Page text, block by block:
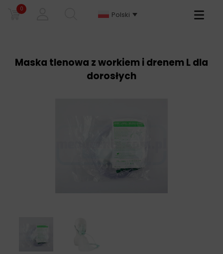
0
Polski
Primary
Maska tlenowa z workiem i drenem L dla
dorosłych